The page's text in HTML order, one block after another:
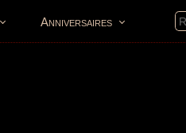
Anniversaires